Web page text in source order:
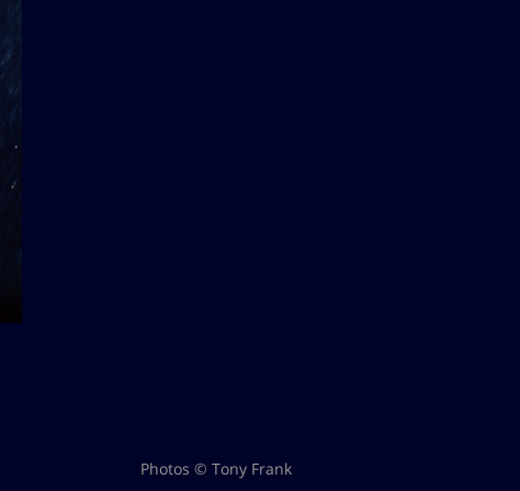
Photos © Tony Frank